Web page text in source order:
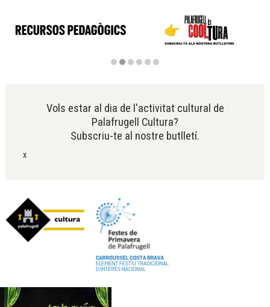
Vols estar al dia de l'activitat cultural de
Palafrugell Cultura?
Subscriu-te al nostre butlletí.
x